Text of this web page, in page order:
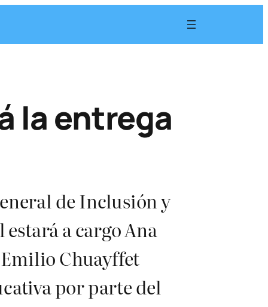
la entrega
de Inclusión y
a cargo Ana
Chuayffet
por parte del